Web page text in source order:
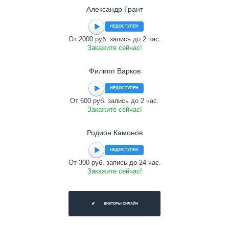
Александр Грант
НЕДОСТУПЕН
От 2000 руб. запись до 2 час.
Закажите сейчас!
Филипп Варков
НЕДОСТУПЕН
От 600 руб. запись до 2 час.
Закажите сейчас!
Родион Камонов
НЕДОСТУПЕН
От 300 руб. запись до 24 час.
Закажите сейчас!
ДИКТОРЫ ОНЛАЙН